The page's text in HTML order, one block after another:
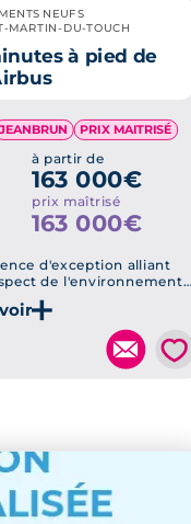
ce programme
NEUFS
MARTIN-DU-TOUCH
à pied de
JEANBRUN PRIX MAITRISÉ
à partir de
163 000€
prix maîtrisé
163 000€
d'exception alliant
de l'environnement,
haute qualité telles que
ses jardins privatifs.
💗